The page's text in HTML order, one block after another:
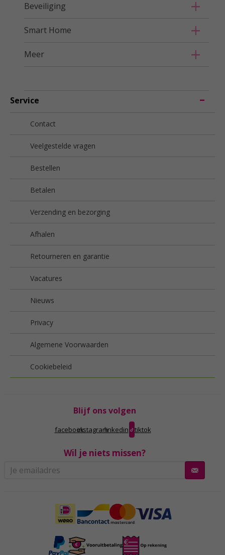
Beveiliging
Smart Home
Meer
Service
Contact
Veelgestelde vragen
Bestellen
Betalen
Verzending en bezorging
Afhalen
Retourneren en garantie
Vacatures
Nieuws
Privacy
Algemene Voorwaarden
Cookiebeleid
Blijf ons volgen
facebookinstagramlinkedin tiktok
Wil je niets missen?